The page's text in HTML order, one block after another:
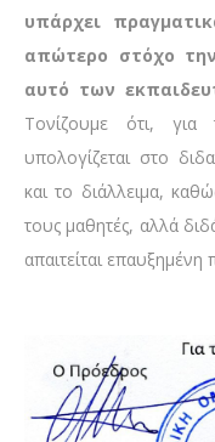
υπάρχει
απώτερο στόχο
αυτό των
Τονίζουμε ότι,
υπολογίζεται στο
και το διάλλειμα,
τους μαθητές, αλλά
απαιτείται